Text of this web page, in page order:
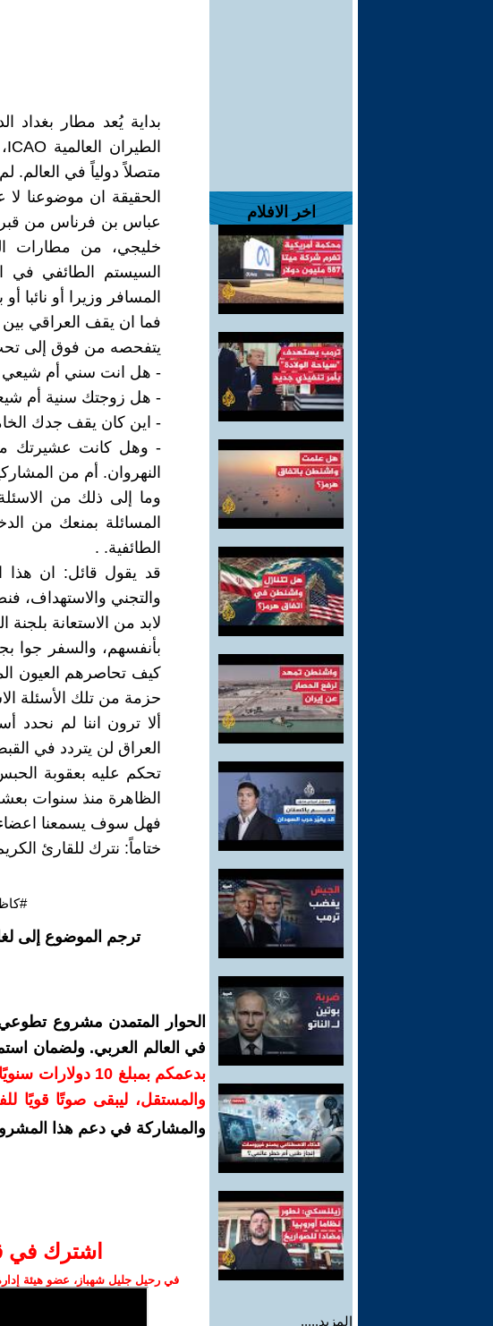
اخر الافلام
المزيد.....
بداية يُعد مطار
متصلاً دولياً في العالم.
الحقيقة ان موضوعنا
عباس بن فرناس من
خليجي، من مطارات
السيستم الطائفي في
المسافر وزيرا أو نائبا
فما ان يقف العراقي بين
يتفحصه من فوق إلى
- هل انت سني أم
- هل زوجتك سنية أم
- اين كان يقف جدك
- وهل كانت عشيرتك
النهروان. أم من
وما إلى ذلك من الاسئلة
المسائلة بمنعك من
الطائفية. .
قد يقول قائل: ان هذا
والتجني والاستهداف،
لابد من الاستعانة
بأنفسهم، والسفر جوا
كيف تحاصرهم العيون
حزمة من تلك الأسئلة
ألا ترون اننا لم
العراق لن يتردد في
تحكم عليه بعقوبة
الظاهرة منذ سنوات
فهل سوف يسمعنا اعضاء
ختاماً: نترك للقارئ
ترجم الموضوع إلى
الحوار المتمدن مشروع
في العالم العربي. ولضمان
بدعمكم بمبلغ
والمستقل، ليبقى صوتًا قويًا
والمشاركة في دعم هذا
اشترك في
في رحيل جليل شهباز، عضو هيئة